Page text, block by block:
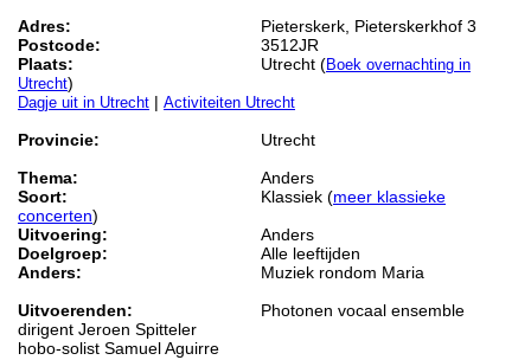
Adres:
Pieterskerk, Pieterskerkhof 3
Postcode:
3512JR
Plaats:
Utrecht (Boek overnachting in
Utrecht)
Dagje uit in Utrecht | Activiteiten Utrecht
Provincie:
Utrecht
Thema:
Anders
Soort:
Klassiek (meer klassieke
concerten)
Uitvoering:
Anders
Doelgroep:
Alle leeftijden
Anders:
Muziek rondom Maria
Uitvoerenden:
Photonen vocaal ensemble
dirigent Jeroen Spitteler
hobo-solist Samuel Aguirre